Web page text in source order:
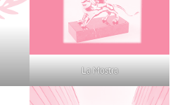
La Mostra